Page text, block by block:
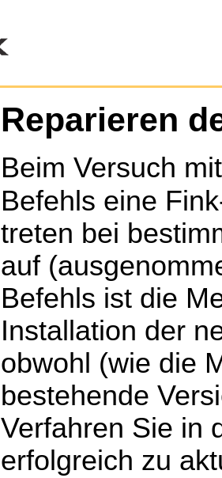
Reparieren
Beim Versuch
Befehls eine
treten bei
auf
Befehls ist die
Installation der
obwohl (wie die
bestehende
Verfahren Sie in
erfolgreich zu